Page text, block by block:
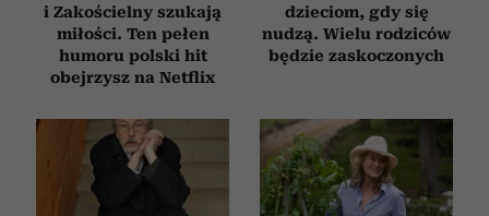
i Zakościelny szukają
miłości. Ten pełen
humoru polski hit
obejrzysz na Netflix
dzieciom, gdy się
nudzą. Wielu rodziców
będzie zaskoczonych